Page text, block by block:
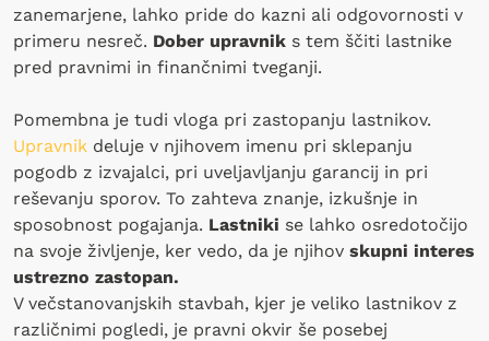
zanemarjene, lahko pride do kazni ali odgovornosti v
primeru nesreč. Dober upravnik s tem ščiti lastnike
pred pravnimi in finančnimi tveganji.
Pomembna je tudi vloga pri zastopanju lastnikov.
Upravnik deluje v njihovem imenu pri sklepanju
pogodb z izvajalci, pri uveljavljanju garancij in pri
reševanju sporov. To zahteva znanje, izkušnje in
sposobnost pogajanja. Lastniki se lahko osredotočijo
na svoje življenje, ker vedo, da je njihov skupni interes
ustrezno zastopan.
V večstanovanjskih stavbah, kjer je veliko lastnikov z
različnimi pogledi, je pravni okvir še posebej